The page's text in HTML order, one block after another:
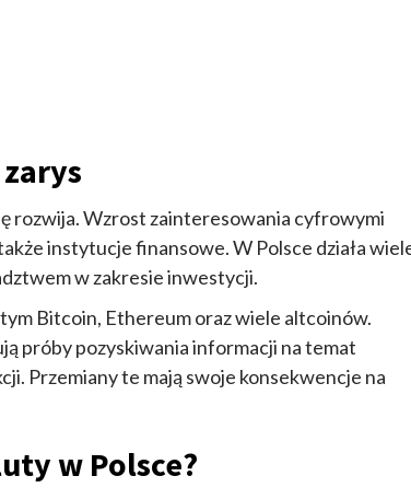
rozwija. Wzrost zainteresowania cyfrowymi
instytucje finansowe. W Polsce działa
w zakresie inwestycji.
Bitcoin, Ethereum oraz wiele altcoinów.
próby pozyskiwania informacji na temat
Przemiany te mają swoje konsekwencje na
w Polsce?